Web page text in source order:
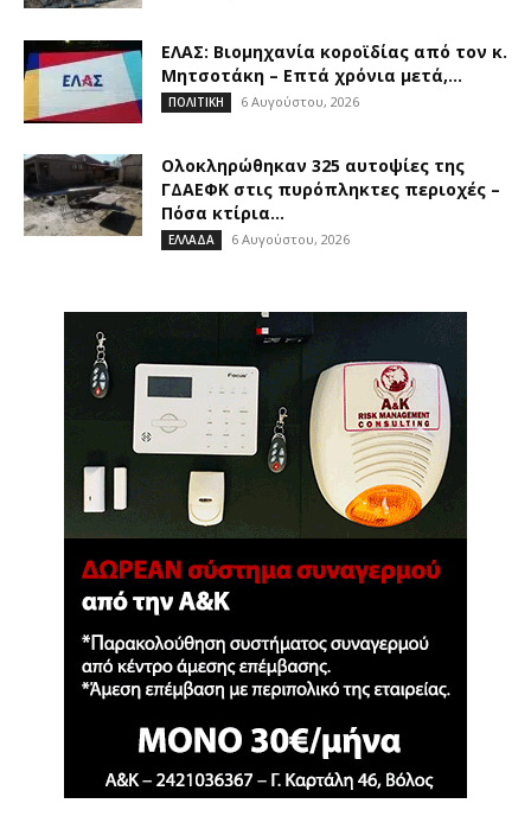
ΕΛΑΣ: Βιομηχανία κοροϊδίας από τον κ.
Μητσοτάκη – Επτά χρόνια μετά,...
ΠΟΛΙΤΙΚΗ 6 Αυγούστου, 2026
Ολοκληρώθηκαν 325 αυτοψίες της
ΓΔΑΕΦΚ στις πυρόπληκτες περιοχές –
Πόσα κτίρια...
ΕΛΛΑΔΑ 6 Αυγούστου, 2026